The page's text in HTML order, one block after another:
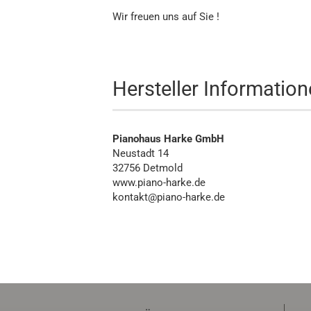
Wir freuen uns auf Sie !
Hersteller
Pianohaus Harke GmbH
Neustadt 14
32756 Detmold
www.piano-harke.de
kontakt@piano-harke.de